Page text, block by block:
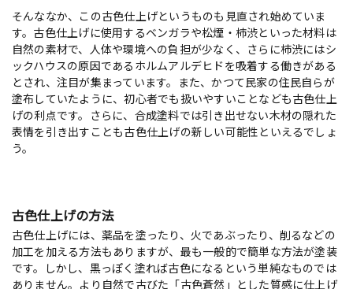
そんななか、この古色仕上げというものも見直され始めていま
す。古色仕上げに使用するベンガラや松煙・柿渋といった材料は
自然の素材で、人体や環境への負担が少なく、さらに柿渋にはシ
ックハウスの原因であるホルムアルデヒドを吸着する働きがある
とされ、注目が集まっています。また、かつて民家の住民自らが
塗布していたように、初心者でも扱いやすいことなども古色仕上
げの利点です。さらに、合成塗料では引き出せない木材の隠れた
表情を引き出すことも古色仕上げの新しい可能性といえるでしょ
う。
古色仕上げの方法
古色仕上げには、薬品を塗ったり、火であぶったり、削るなどの
加工を加える方法もありますが、最も一般的で簡単な方法が塗装
です。しかし、黒っぽく塗れば古色になるという単純なものでは
ありません。より自然で古びた「古色蒼然」とした質感に仕上げ